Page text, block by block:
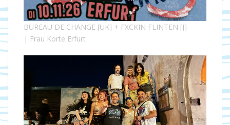
BUREAU DE CHANGE [UK] + FXCKIN FLINTEN [J]
| Frau Korte Erfurt